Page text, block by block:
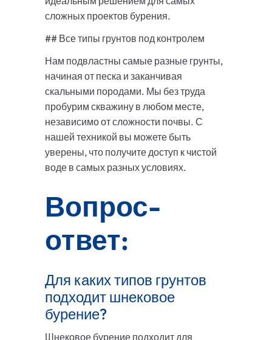
сложных проектов бурения.
## Все типы грунтов под контролем
Нам подвластны самые разные грунты,
начиная от песка и заканчивая
скальными породами. Мы без труда
пробурим скважину в любом месте,
независимо от сложности почвы. С
нашей техникой вы можете быть
уверены, что получите доступ к чистой
воде в самых разных условиях.
Вопрос-
ответ:
Для каких типов грунтов
подходит шнековое
бурение?
Шнековое бурение подходит для